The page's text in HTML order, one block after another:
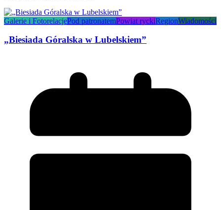
Galerie i FotorelacjePod patronatemPowiat ryckiRegionWiadomości
„Biesiada Góralska w Lubelskiem”